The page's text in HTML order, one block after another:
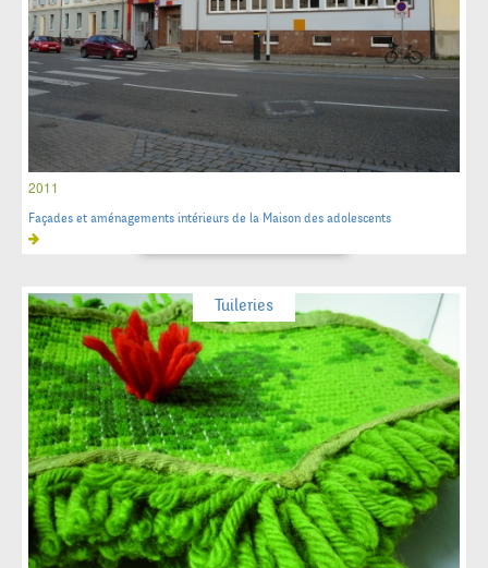
2011
Façades et aménagements intérieurs de la Maison des adolescents
Tuileries